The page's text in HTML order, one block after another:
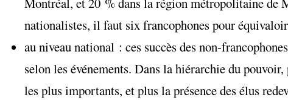
nationalistes, il faut six francophones pour
au niveau national : ces succès des non-
selon les événements. Dans la hiérarchie du
les plus importants, et plus la présence des élus